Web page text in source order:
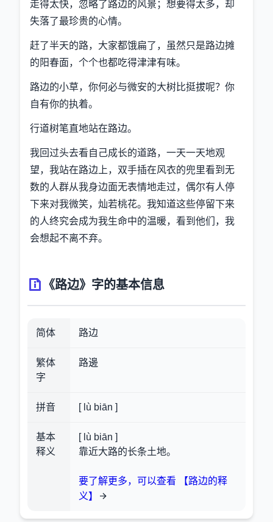
走得太快，忽略了路边的风景；想要得太多，却
失落了最珍贵的心情。
赶了半天的路，大家都饿扁了，虽然只是路边摊
的阳春面，个个也都吃得津津有味。
路边的小草，你何必与微安的大树比挺拔呢？你
自有你的执着。
行道树笔直地站在路边。
我回过头去看自己成长的道路，一天一天地观
望，我站在路边上，双手插在风衣的兜里看到无
数的人群从我身边面无表情地走过，偶尔有人停
下来对我微笑，灿若桃花。我知道这些停留下来
的人终究会成为我生命中的温暖，看到他们，我
会想起不离不弃。
《路边》字的基本信息
简体 路边
繁体
字
路邊
拼音 [ lù biān ]
基本
释义
[ lù biān ]
靠近大路的长条土地。
要了解更多，可以查看 【路边的释
义】